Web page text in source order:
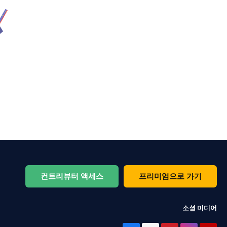
컨트리뷰터 액세스 프리미엄으로 가기
소셜 미디어